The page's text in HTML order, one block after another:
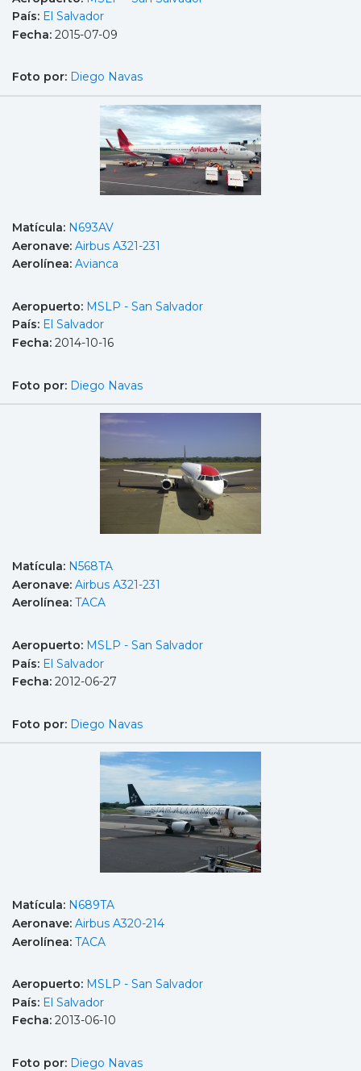
País: El Salvador
Fecha: 2015-07-09
Foto por: Diego Navas
Matícula: N693AV
Aeronave: Airbus A321-231
Aerolínea: Avianca
Aeropuerto: MSLP - San Salvador
País: El Salvador
Fecha: 2014-10-16
Foto por: Diego Navas
Matícula: N568TA
Aeronave: Airbus A321-231
Aerolínea: TACA
Aeropuerto: MSLP - San Salvador
País: El Salvador
Fecha: 2012-06-27
Foto por: Diego Navas
Matícula: N689TA
Aeronave: Airbus A320-214
Aerolínea: TACA
Aeropuerto: MSLP - San Salvador
País: El Salvador
Fecha: 2013-06-10
Foto por: Diego Navas